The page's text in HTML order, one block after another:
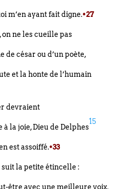
m’en ayant fait digne.•27
on ne les cueille pas
de césar ou d’un poète,
et la honte de l’humain
devraient
à la joie, Dieu de Delphes
15
est assoiffé.•33
la petite étincelle :
être avec une meilleure voix,